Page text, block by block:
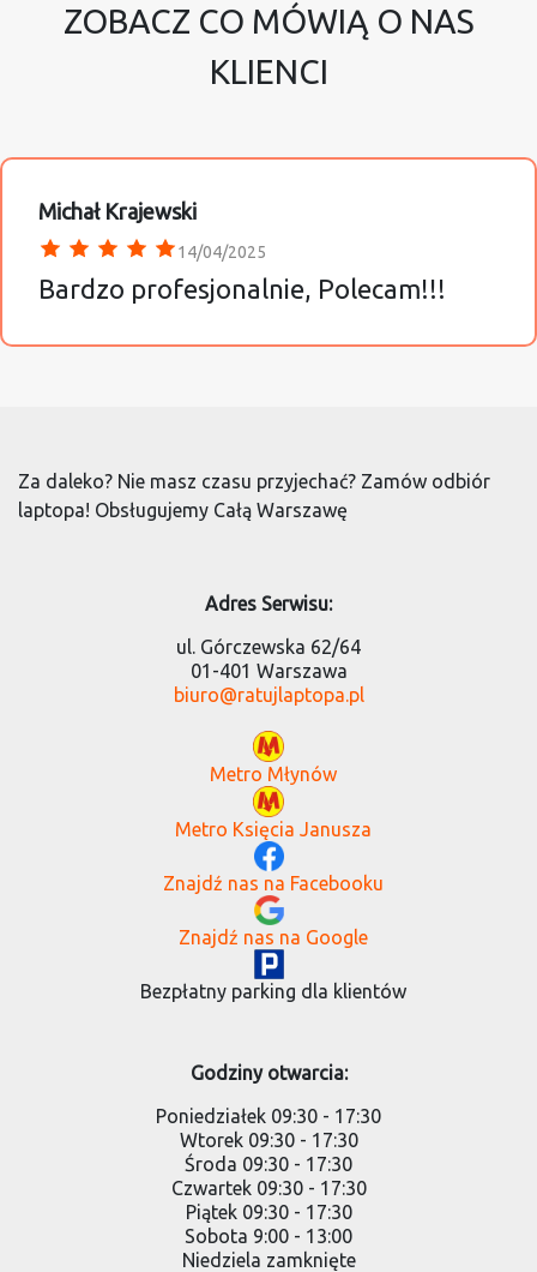
ZOBACZ CO MÓWIĄ O NAS
KLIENCI
Michał Krajewski
14/04/2025
Bardzo profesjonalnie, Polecam!!!
Za daleko? Nie masz czasu przyjechać? Zamów odbiór
laptopa! Obsługujemy Całą Warszawę
Adres Serwisu:
ul. Górczewska 62/64
01-401 Warszawa
biuro@ratujlaptopa.pl
Metro Młynów
Metro Księcia Janusza
Znajdź nas na Facebooku
Znajdź nas na Google
Bezpłatny parking dla klientów
Godziny otwarcia:
Poniedziałek 09:30 - 17:30
Wtorek 09:30 - 17:30
Środa 09:30 - 17:30
Czwartek 09:30 - 17:30
Piątek 09:30 - 17:30
Sobota 9:00 - 13:00
Niedziela zamknięte